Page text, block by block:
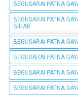
BEGUSARAI PATNA
BEGUSARAI PATNA
BIHAR
BEGUSARAI PATNA
BEGUSARAI PATNA
BEGUSARAI PATNA
BEGUSARAI PATNA